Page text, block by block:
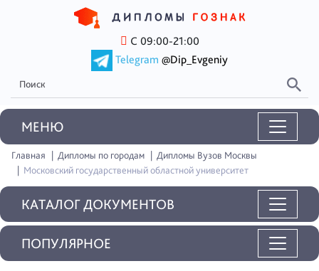
С 09:00-21:00
Telegram @Dip_Evgeniy
MEНЮ
Главная Дипломы по городам
Дипломы Вузов Москвы
Московский государственный областной университет
КАТАЛОГ ДОКУМЕНТОВ
ПОПУЛЯРНОЕ